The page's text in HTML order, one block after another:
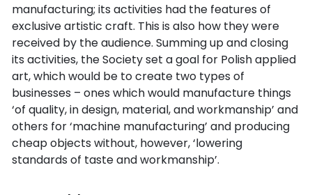
manufacturing; its activities had the features of
exclusive artistic craft. This is also how they were
received by the audience. Summing up and closing
its activities, the Society set a goal for Polish applied
art, which would be to create two types of
businesses – ones which would manufacture things
‘of quality, in design, material, and workmanship’ and
others for ‘machine manufacturing’ and producing
cheap objects without, however, ‘lowering
standards of taste and workmanship’.